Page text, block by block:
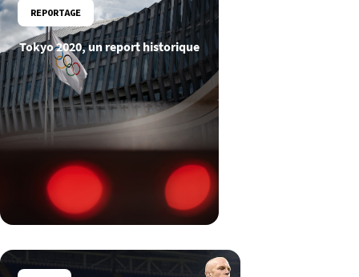
REPORTAGE
Tokyo 2020, un report historique